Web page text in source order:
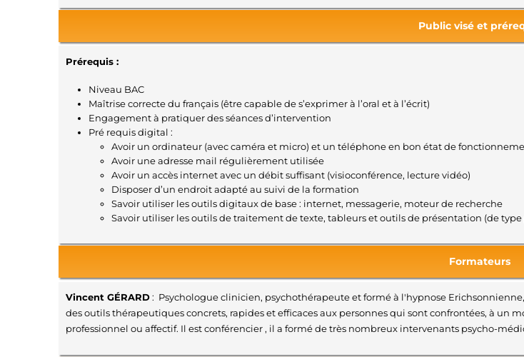
Public visé et
Prérequis :
Niveau BAC
Maîtrise correcte du français (être capable de s’exprimer à l’oral et à l’écrit)
Engagement à pratiquer des séances d’intervention
Pré requis digital :
Avoir un ordinateur (avec caméra et micro) et un téléphone en bon état de
Avoir une adresse mail régulièrement utilisée
Avoir un accès internet avec un débit suffisant (visioconférence, lecture vidéo)
Disposer d’un endroit adapté au suivi de la formation
Savoir utiliser les outils digitaux de base : internet, messagerie, moteur de recherche
Savoir utiliser les outils de traitement de texte, tableurs et outils de présentation (de
Formateurs
Vincent GÉRARD: Psychologue clinicien, psychothérapeute et formé à l'hypnose
des outils thérapeutiques concrets, rapides et efficaces aux personnes qui sont confrontées, à
professionnel ou affectif. Il est conférencier , il a formé de très nombreux intervenants psycho-